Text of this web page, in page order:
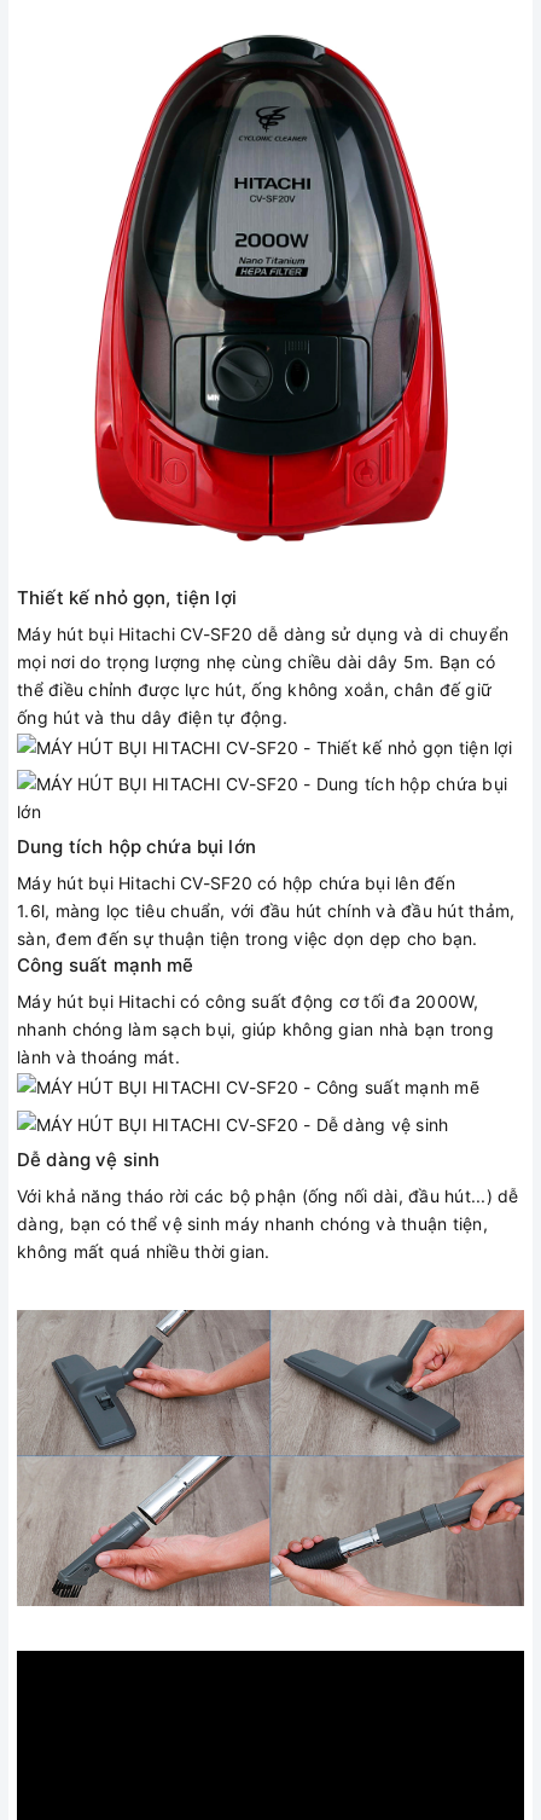
Thiết kế nhỏ gọn, tiện lợi
Máy hút bụi Hitachi CV-SF20 dễ dàng sử dụng và di chuyển
mọi nơi do trọng lượng nhẹ cùng chiều dài dây 5m. Bạn có
thể điều chỉnh được lực hút, ống không xoắn, chân đế giữ
ống hút và thu dây điện tự động.
Dung tích hộp chứa bụi lớn
Máy hút bụi Hitachi CV-SF20 có hộp chứa bụi lên đến
1.6l, màng lọc tiêu chuẩn, với đầu hút chính và đầu hút thảm,
sàn, đem đến sự thuận tiện trong việc dọn dẹp cho bạn.
Công suất mạnh mẽ
Máy hút bụi Hitachi có công suất động cơ tối đa 2000W,
nhanh chóng làm sạch bụi, giúp không gian nhà bạn trong
lành và thoáng mát.
Dễ dàng vệ sinh
Với khả năng tháo rời các bộ phận (ống nối dài, đầu hút...) dễ
dàng, bạn có thể vệ sinh máy nhanh chóng và thuận tiện,
không mất quá nhiều thời gian.